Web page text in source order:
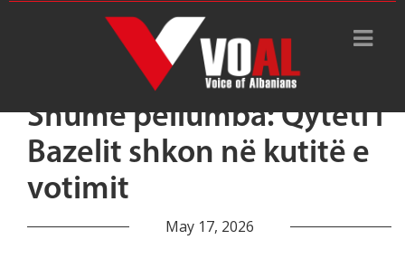
Shumë pëllumba: Qyteti i
Bazelit shkon në kutitë e
votimit
May 17, 2026